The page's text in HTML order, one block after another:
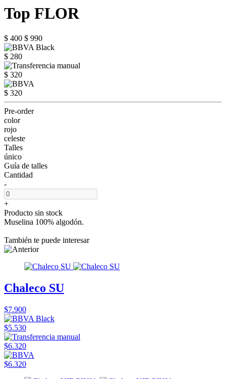
Top FLOR
$ 400 $ 990
$ 280
$ 320
$ 320
Pre-order
color
rojo
celeste
Talles
único
Guía de talles
Cantidad
-
+
Producto sin stock
Muselina 100% algodón.
También te puede interesar
Chaleco SU
$7.900
$5.530
$6.320
$6.320